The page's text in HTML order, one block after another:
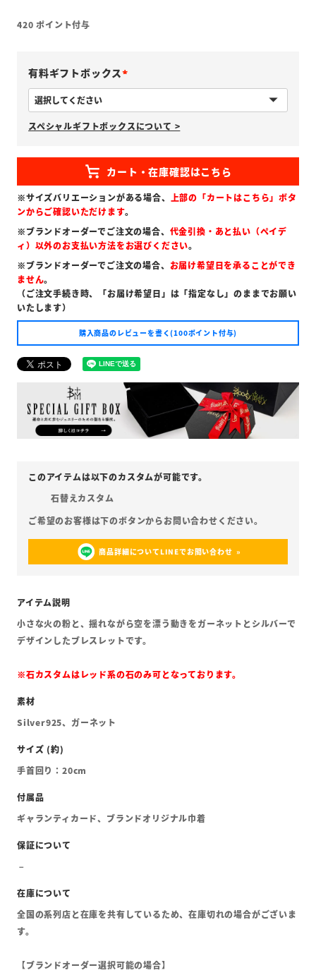
420 ポイント付与
有料ギフトボックス
必
須
)
スペシャルギフトボックスについて >
※サイズバリエーションがある場合、 上部の「カートはこちら」ボタ
ンからご確認いただけます。
※ブランドオーダーでご注文の場合、 代金引換・あと払い（ペイデ
ィ）以外のお支払い方法をお選びください。
※ブランドオーダーでご注文の場合、 お届け希望日を承ることができ
ません。
（ご注文手続き時、「お届け希望日」は「指定なし」のままでお願い
いたします）
購入商品のレビューを書く(100ポイント付与)
石替えカスタム
商品詳細についてLINEでお問い合わせ
小さな火の粉と、揺れながら空を漂う動きをガーネットとシルバーで
デザインしたブレスレットです。
※石カスタムはレッド系の石のみ可となっております。
Silver925、ガーネット
手首回り：20cm
ギャランティカード、ブランドオリジナル巾着
全国の系列店と在庫を共有しているため、在庫切れの場合がございま
す。
【ブランドオーダー選択可能の場合】